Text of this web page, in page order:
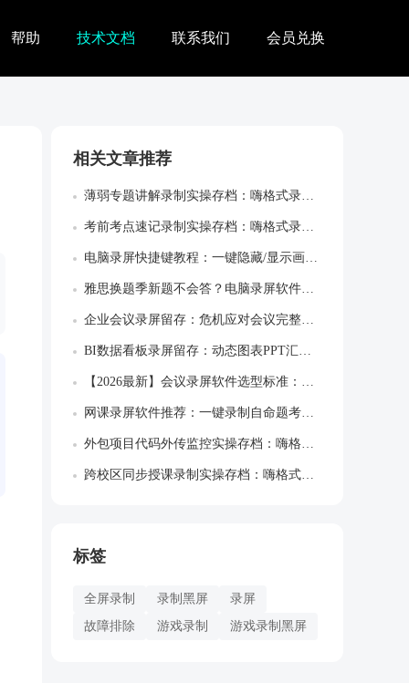
帮助 技术文档 联系我们 会员兑换
相关文章推荐
薄弱专题讲解录制实操存档：嗨格式录屏大师...
考前考点速记录制实操存档：嗨格式录屏大师...
电脑录屏快捷键教程：一键隐藏/显示画板，...
雅思换题季新题不会答？电脑录屏软件画中画...
企业会议录屏留存：危机应对会议完整决策留...
BI数据看板录屏留存：动态图表PPT汇报...
【2026最新】会议录屏软件选型标准：录...
网课录屏软件推荐：一键录制自命题考研院校...
外包项目代码外传监控实操存档：嗨格式屏幕...
跨校区同步授课录制实操存档：嗨格式录屏大...
标签
全屏录制 录制黑屏
录屏
故障排除
游戏录制 游戏录制黑屏